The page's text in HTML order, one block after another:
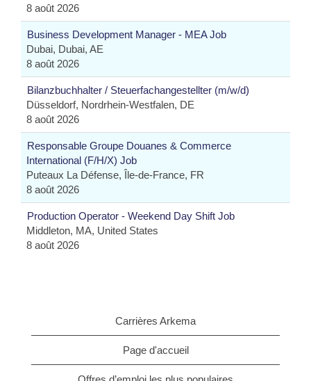
8 août 2026
Business Development Manager - MEA Job
Dubai, Dubai, AE
8 août 2026
Bilanzbuchhalter / Steuerfachangestellter (m/w/d)
Düsseldorf, Nordrhein-Westfalen, DE
8 août 2026
Responsable Groupe Douanes & Commerce
International (F/H/X) Job
Puteaux La Défense, Île-de-France, FR
8 août 2026
Production Operator - Weekend Day Shift Job
Middleton, MA, United States
8 août 2026
Carrières Arkema
Page d'accueil